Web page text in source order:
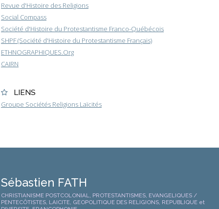
Revue d'Histoire des Religions
Social Compass
Société d'Histoire du Protestantisme Franco-Québécois
SHPF (Société d'Histoire du Protestantisme Français)
ETHNOGRAPHIQUES.Org
CAIRN
LIENS
Groupe Sociétés Religions Laïcités
Sébastien FATH
CHRISTIANISME POSTCOLONIAL, PROTESTANTISMES, EVANGELIQUES /
PENTECÔTISTES, LAICITE, GEOPOLITIQUE DES RELIGIONS, REPUBLIQUE et